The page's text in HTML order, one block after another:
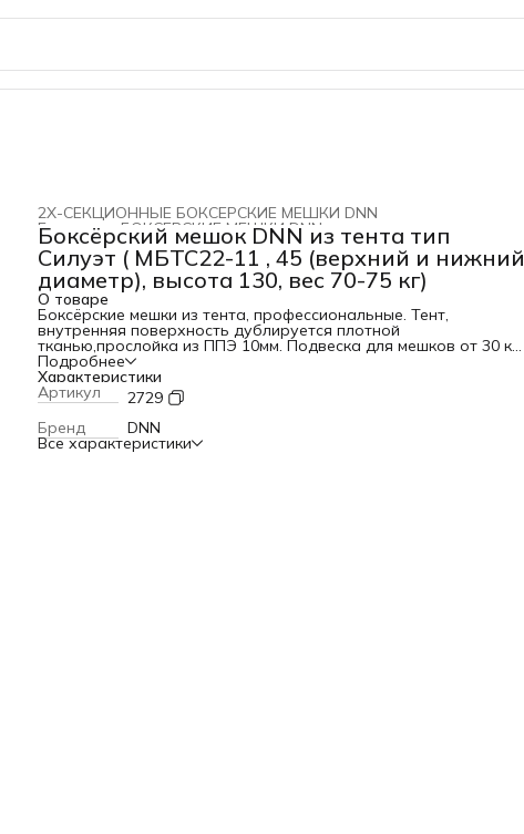
2Х-СЕКЦИОННЫЕ БОКСЕРСКИЕ МЕШКИ DNN
БОКСЕРСКИЕ МЕШКИ DNN ›
Главная ›
Боксёрский мешок DNN из тента тип
Силуэт ( МБТС22-11 , 45 (верхний и нижний
диаметр), высота 130, вес 70-75 кг)
О товаре
Боксёрские мешки из тента, профессиональные. Тент,
внутренняя поверхность дублируется плотной
тканью,прослойка из ППЭ 10мм. Подвеска для мешков от 30 кг
- вшито стальное кольцо, цепи, карабины, набивка: спилок,
текстильная ветошь, резиновая крошка . Классическая модель
боксерского мешка Материал – тент, усиленный внутренним
синтетическим мешком. Наполнитель – резиновая и
поролоновая крошка, синтепон, синтетический лоскут. В
технологии производства решены основные проблемы,
характерные для боксерских мешков: усадка материала,
Подробнее
Характеристики
Артикул
2729
Бренд
DNN
Все характеристики